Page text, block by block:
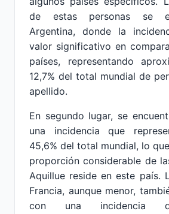
de estas personas se
Argentina, donde la
valor significativo en
países, representando
12,7% del total mundial de
apellido.
En segundo lugar, se
una incidencia que
45,6% del total mundial, lo
proporción considerable de
Aquillue reside en este país.
Francia, aunque menor,
con una incidencia